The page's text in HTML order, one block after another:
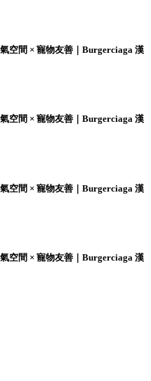
空間 × 寵物友善｜Burgerciaga 漢
空間 × 寵物友善｜Burgerciaga 漢
空間 × 寵物友善｜Burgerciaga 漢
空間 × 寵物友善｜Burgerciaga 漢